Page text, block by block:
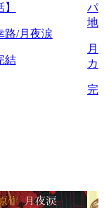
路/月夜涙
結
パ
地
月
カ
完